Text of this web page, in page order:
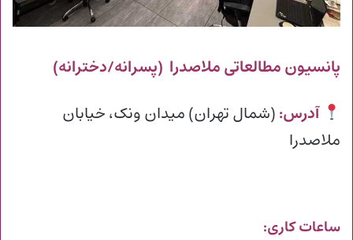
پانسیون مطالعاتی ملاصدرا (پسرانه/دخترانه)
آدرس:(شمال تهران) میدان ونک، خیابان
ملاصدرا
ساعات کاری: